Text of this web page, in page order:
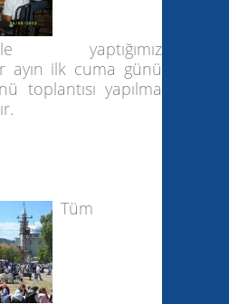
yaptığımız
ayın ilk cuma günü
toplantısı yapılma
Tüm